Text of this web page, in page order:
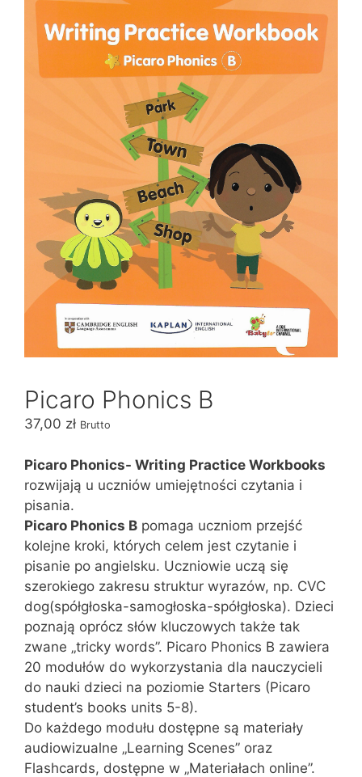
Picaro Phonics B
37,00 zł Brutto
Picaro Phonics- Writing Practice Workbooks
rozwijają u uczniów umiejętności czytania i
pisania.
Picaro Phonics B pomaga uczniom przejść
kolejne kroki, których celem jest czytanie i
pisanie po angielsku. Uczniowie uczą się
szerokiego zakresu struktur wyrazów, np. CVC
dog(spółgłoska-samogłoska-spółgłoska). Dzieci
poznają oprócz słów kluczowych także tak
zwane „tricky words”. Picaro Phonics B zawiera
20 modułów do wykorzystania dla nauczycieli
do nauki dzieci na poziomie Starters (Picaro
student’s books units 5-8).
Do każdego modułu dostępne są materiały
audiowizualne „Learning Scenes” oraz
Flashcards, dostępne w „Materiałach online”.